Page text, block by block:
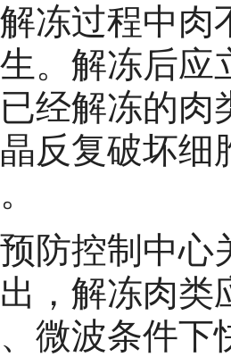
冻过程中肉
。解冻后应
经解冻的
反复破坏细
防控制中
，解冻肉类
微波条件下